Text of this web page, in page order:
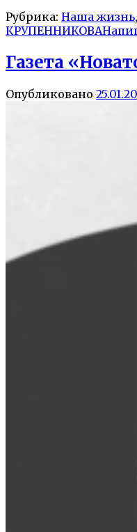
Рубрика: Наша жизнь,
КРУПЕННИКОВА
Газета
Опубликовано